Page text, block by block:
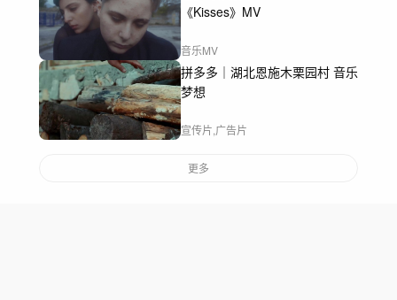
《Kisses》MV
音乐MV
拼多多｜湖北恩施木栗园村 音乐
梦想
宣传片,广告片
更多